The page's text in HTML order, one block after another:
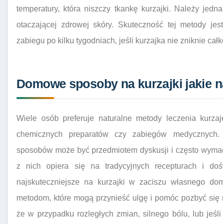
temperatury, która niszczy tkankę kurzajki. Należy
otaczającej zdrowej skóry. Skuteczność tej metody
zabiegu po kilku tygodniach, jeśli kurzajka nie zniknie
Domowe sposoby na kurzajki jakie
Wiele osób preferuje naturalne metody leczenia
chemicznych preparatów czy zabiegów
sposobów może być przedmiotem dyskusji i często
z nich opiera się na tradycyjnych recepturach i
najskuteczniejsze na kurzajki w zaciszu własnego
metodom, które mogą przynieść ulgę i pomóc pozbyć
że w przypadku rozległych zmian, silnego bólu, lub